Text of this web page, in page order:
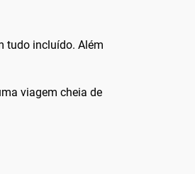
tudo incluído. Além
viagem cheia de